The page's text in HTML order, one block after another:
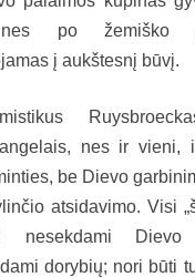
nes po žemiško
į aukštesnį būvį.
nes ir vieni,
be Dievo
atsidavimo. Visi
nesekdami
dorybių; nori būti